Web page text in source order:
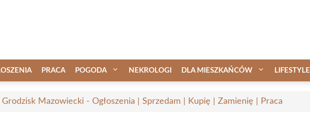
PRACA POGODA NEKROLOGI DLA MIESZKAŃCÓW LIFESTYLE
Grodzisk Mazowiecki - Ogłoszenia | Sprzedam | Kupię | Zamienię | Praca